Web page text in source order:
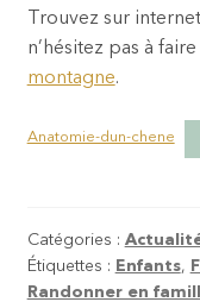
Trouvez sur
n’hésitez pas à
montagne.
Anatomie-dun-chene
Catégories :
Étiquettes : Enfants,
Randonner en